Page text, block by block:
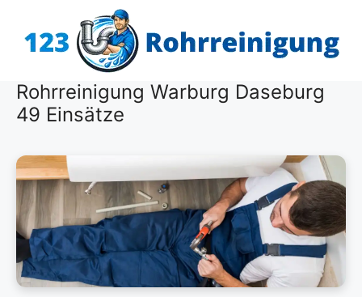
Inhalt
Rohrreinigung Warburg Daseburg
49 Einsätze